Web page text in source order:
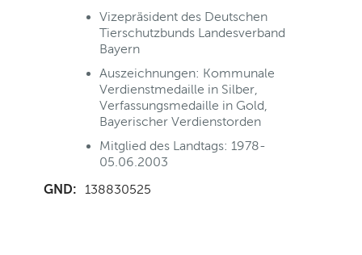
Vizepräsident des Deutschen
Tierschutzbunds Landesverband
Bayern
Auszeichnungen: Kommunale
Verdienstmedaille in Silber,
Verfassungsmedaille in Gold,
Bayerischer Verdienstorden
Mitglied des Landtags: 1978-
05.06.2003
GND: 138830525